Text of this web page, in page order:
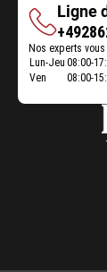
Ligne
Ligne
Nos experts
Lun-Jeu 08:00-
Ven
08:00-